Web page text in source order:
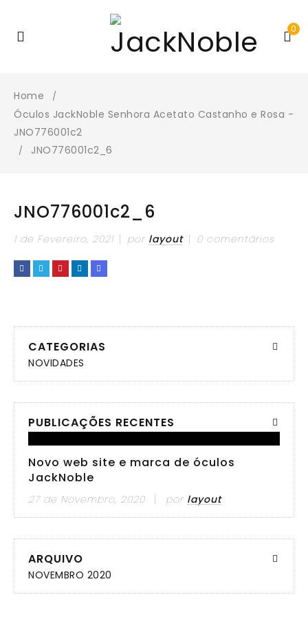
0
Home /
Óculos JackNoble Senhora Acetato Castanho e Rosa -
JNO776001c2
/ JNO776001c2_6
JNO776001c2_6
1 de Fevereiro, 2021 por layout 0 comentários
CATEGORIAS
NOVIDADES
PUBLICAÇÕES RECENTES
Novo web site e marca de óculos
JackNoble
27 de Novembro, 2020 por layout
ARQUIVO
NOVEMBRO 2020